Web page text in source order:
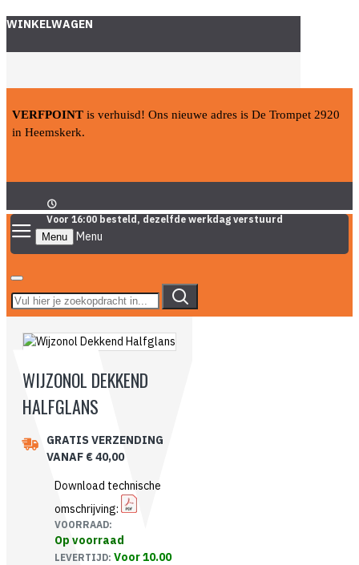
WINKELWAGEN
VERFPOINT is verhuisd! Ons nieuwe adres is De Trompet 2920
in Heemskerk.
Voor 16:00 besteld, dezelfde werkdag verstuurd
Menu
WIJZONOL DEKKEND
HALFGLANS
GRATIS VERZENDING
VANAF € 40,00
Download technische
omschrijving:
VOORRAAD:
Op voorraad
LEVERTIJD: Voor 10.00